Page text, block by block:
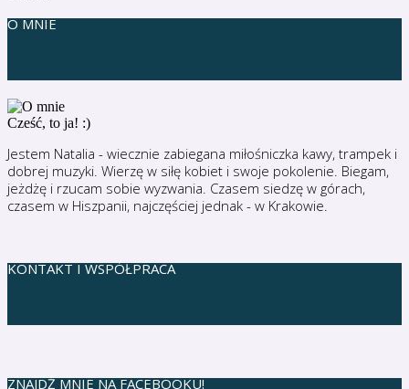
O MNIE
Cześć, to ja! :)
Jestem Natalia - wiecznie zabiegana miłośniczka kawy, trampek i
dobrej muzyki. Wierzę w siłę kobiet i swoje pokolenie. Biegam,
jeżdżę i rzucam sobie wyzwania. Czasem siedzę w górach,
czasem w Hiszpanii, najczęściej jednak - w Krakowie.
KONTAKT I WSPÓŁPRACA
ZNAJDŹ MNIE NA FACEBOOKU!